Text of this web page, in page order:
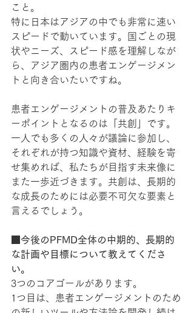
こと。
特に日本はアジアの中でも非常に速い
スピードで動いています。国ごとの現
状やニーズ、スピード感を理解しなが
ら、アジア圏内の患者エンゲージメン
トと向き合いたいですね。
患者エンゲージメントの普及あたりキ
ーポイントとなるのは「共創」です。
一人でも多くの人々が議論に参加し、
それぞれが持つ知識や資材、経験を寄
せ集めれば、私たちが目指す未来像に
また一歩近づきます。共創は、長期的
な成長のためには必要不可欠な要素と
言えるでしょう。
■今後のPFMD全体の中期的、長期的
な計画や目標について教えてくださ
い。
3つのコアゴールがあります。
1つ目は、患者エンゲージメントのため